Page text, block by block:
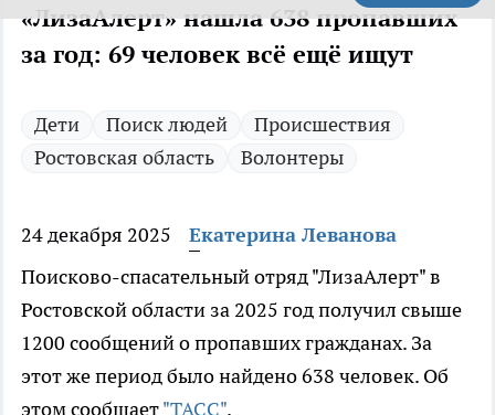
«ЛизаАлерт» нашла 638 пропавших
за год: 69 человек всё ещё ищут
Дети Поиск людей
Происшествия
Ростовская область
Волонтеры
24 декабря 2025
Екатерина Леванова
Поисково-спасательный отряд "ЛизаАлерт" в
Ростовской области за 2025 год получил свыше
1200 сообщений о пропавших гражданах. За
этот же период было найдено 638 человек. Об
этом сообщает"ТАСС".